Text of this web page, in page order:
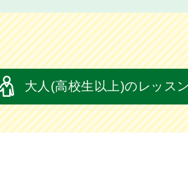
大人(高校生以上)のレッス